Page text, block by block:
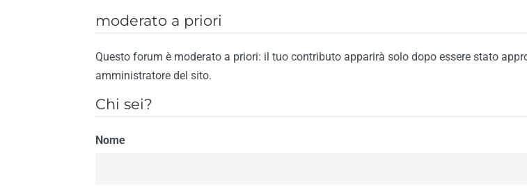
È vietato pubblicare commenti lesivi della privacy di qualsiasi cittadino
È vietato pubblicare commenti razzisti nei confronti di qualsiasi razza, popolo,
religione
È vietato pubblicare commenti contrari al rispetto del buon costume o contenenti
È vietato pubblicare commenti inerenti propaganda politica, di partito o di
moderato a priori
Questo forum è moderato a priori: il tuo contributo apparirà solo dopo essere stato
amministratore del sito.
Chi sei?
Nome